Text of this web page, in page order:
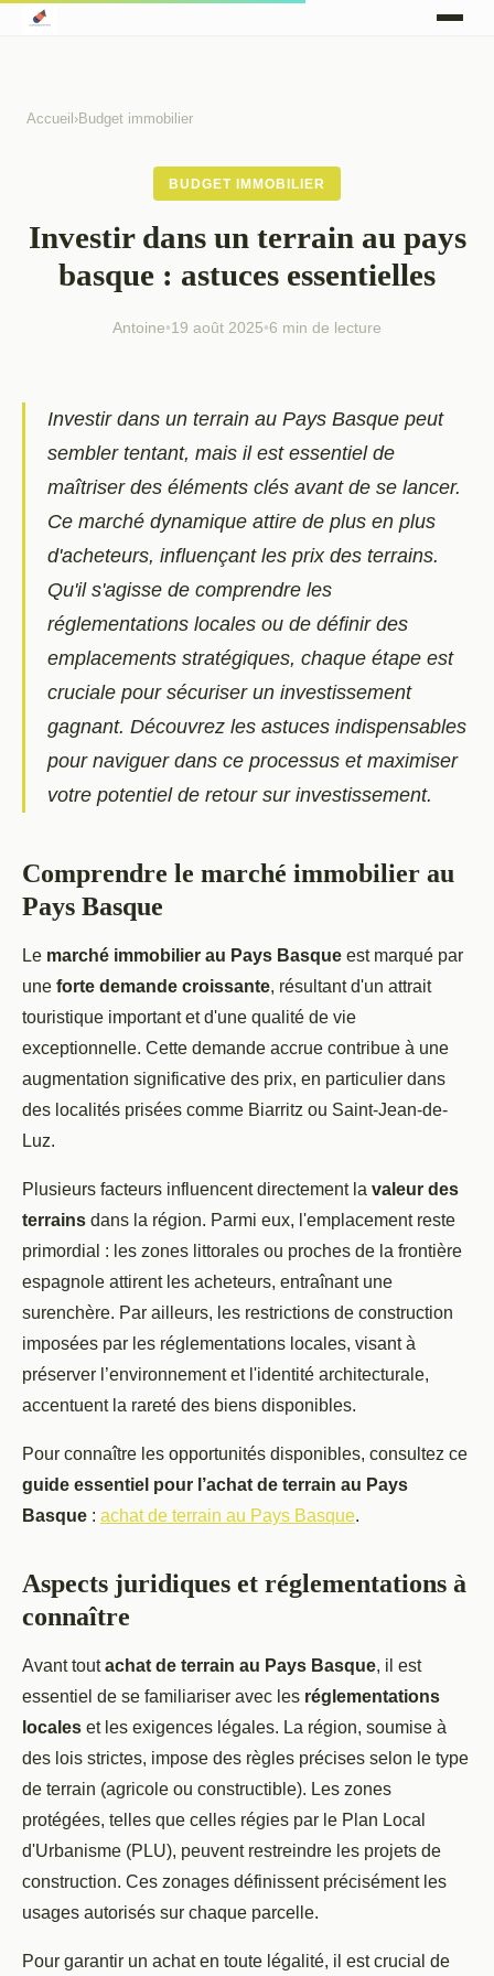
Accueil ›Budget immobilier
BUDGET IMMOBILIER
Investir dans un terrain au pays
basque : astuces essentielles
Antoine•19 août 2025•6 min de lecture
Investir dans un terrain au Pays Basque peut
sembler tentant, mais il est essentiel de
maîtriser des éléments clés avant de se lancer.
Ce marché dynamique attire de plus en plus
d'acheteurs, influençant les prix des terrains.
Qu'il s'agisse de comprendre les
réglementations locales ou de définir des
emplacements stratégiques, chaque étape est
cruciale pour sécuriser un investissement
gagnant. Découvrez les astuces indispensables
pour naviguer dans ce processus et maximiser
votre potentiel de retour sur investissement.
Comprendre le marché immobilier au
Pays Basque
Le marché immobilier au Pays Basque est marqué par
une forte demande croissante, résultant d'un attrait
touristique important etd'une qualité de vie
exceptionnelle. Cette demande accrue contribue à une
augmentation significative des prix, en particulier dans
des localités prisées comme Biarritz ou Saint-Jean-de-
Luz.
Plusieurs facteurs influencent directement la valeur des
terrains dans la région. Parmi eux, l'emplacement reste
primordial : les zones littorales ou proches de la frontière
espagnole attirent les acheteurs, entraînant une
surenchère. Par ailleurs, les restrictions de construction
imposées par les réglementations locales, visant à
préserver l’environnement et l'identité architecturale,
accentuent la rareté des biens disponibles.
Pour connaître les opportunités disponibles, consultez ce
guide essentiel pour l’achat de terrain au Pays
Basque : achat de terrain au Pays Basque.
Aspects juridiques et réglementations à
connaître
Avant toutachat de terrain au Pays Basque, il est
essentiel de se familiariser avec les réglementations
locales et les exigences légales. La région, soumise à
des lois strictes, impose des règles précises selon le type
de terrain (agricole ou constructible). Les zones
protégées, telles que celles régies par le Plan Local
d'Urbanisme (PLU), peuvent restreindre les projets de
construction. Ces zonages définissent précisément les
usages autorisés sur chaque parcelle.
Pour garantir un achat en toute légalité, il est crucial de